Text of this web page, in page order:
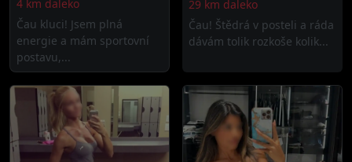
4 km daleko
Čau kluci! Jsem plná
energie a mám sportovní
postavu,...
29 km daleko
Čau! Štědrá v posteli a ráda
dávám tolik rozkoše kolik...